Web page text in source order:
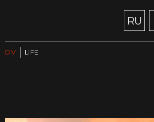
RU
DV LIFE